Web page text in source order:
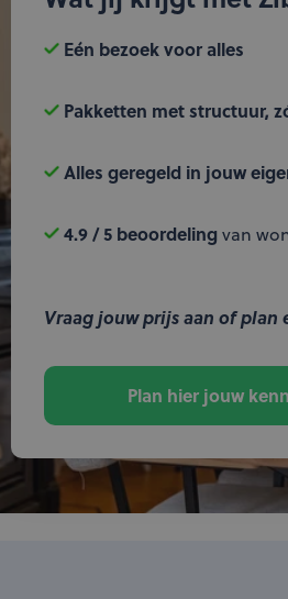
Eén bezoek voor alles
Pakketten met structuur,
Alles geregeld in jouw
4.9 / 5 beoordeling van
Vraag jouw prijs aan of plan
Plan hier jouw